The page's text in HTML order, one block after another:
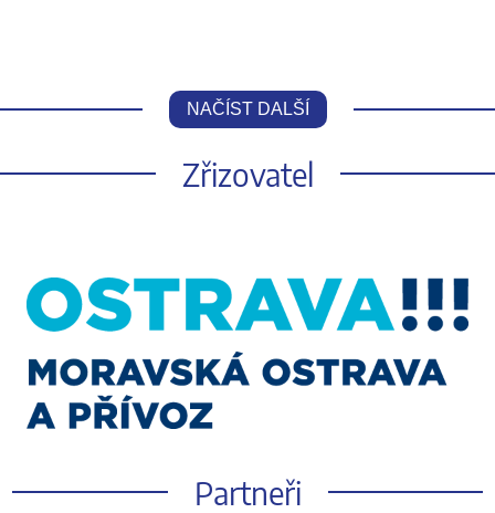
NAČÍST DALŠÍ
Zřizovatel
Partneři